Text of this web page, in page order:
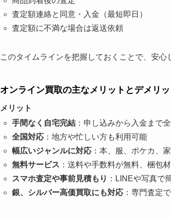
査定額連絡と同意・入金（最短即日）
査定額に不満な場合は返送依頼
このタイムラインを把握しておくことで、安心
オンライン買取の主なメリットとデメリッ
メリット
手間なく自宅完結 ：申し込みから入金まで
全国対応 ：地方や忙しい方も利用可能
幅広いジャンルに対応 ：本、服、ポケカ、
無料サービス ：送料や手数料が無料、梱包
スマホ査定や事前見積もり ：LINEや写真で
銀、シルバー高価買取にも対応 ：専門査定